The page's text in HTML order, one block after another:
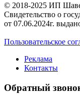
© 2018-2025 ИП
Свидетельство о
от 07.06.2024г.
Пользовательское
Реклама
Контакты
Обратный